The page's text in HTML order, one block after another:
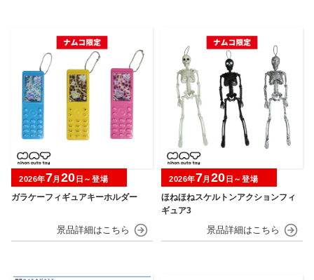
ガラケーフィギュアキーホルダー
2026年7月 20 日～登場
ほねほねスケルトンアクションフィ
ギュア3
2026年7月 20 日～登場